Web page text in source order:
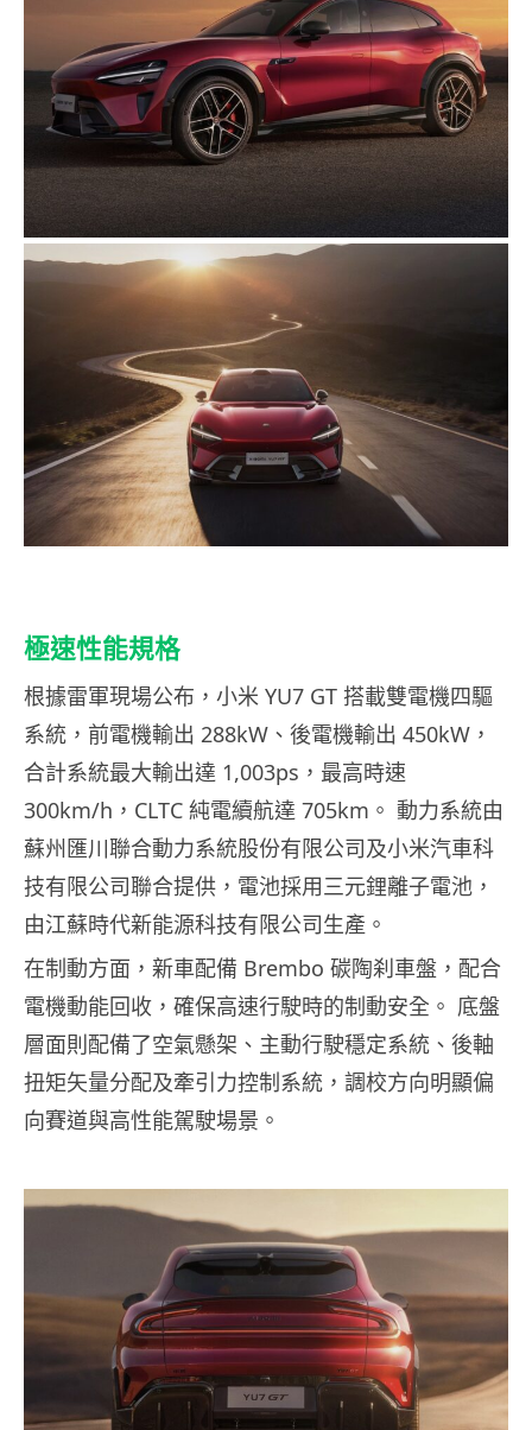
極速性能規格
根據雷軍現場公布，小米 YU7 GT 搭載雙電機四驅
系統，前電機輸出 288kW、後電機輸出 450kW，
合計系統最大輸出達 1,003ps，最高時速
300km/h，CLTC 純電續航達 705km。 動力系統由
蘇州匯川聯合動力系統股份有限公司及小米汽車科
技有限公司聯合提供，電池採用三元鋰離子電池，
由江蘇時代新能源科技有限公司生產。
在制動方面，新車配備 Brembo 碳陶刹車盤，配合
電機動能回收，確保高速行駛時的制動安全。 底盤
層面則配備了空氣懸架、主動行駛穩定系統、後軸
扭矩矢量分配及牽引力控制系統，調校方向明顯偏
向賽道與高性能駕駛場景。